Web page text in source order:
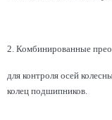
2. Комбинированные
для контроля осей
колец подшипников.